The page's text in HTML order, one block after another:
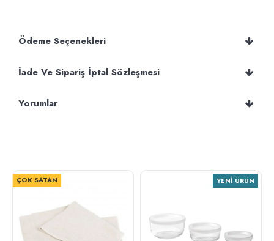
Ödeme Seçenekleri
İade Ve Sipariş İptal Sözleşmesi
Yorumlar
ÇOK SATAN YENI ÜRÜN